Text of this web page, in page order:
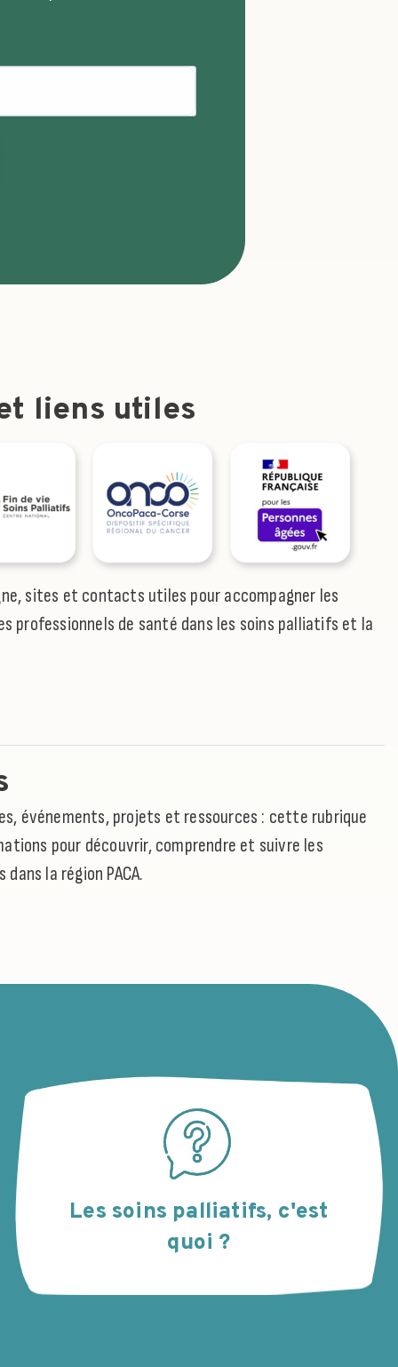
liens utiles
sites et contacts utiles pour accompagner les
professionnels de santé dans les soins palliatifs et la
événements, projets et ressources : cette rubrique
pour découvrir, comprendre et suivre les
la région PACA.
ACTUALITÉ
sur la soirée SFAP à Marseille
Les soins palliatifs, c'est
quoi ?